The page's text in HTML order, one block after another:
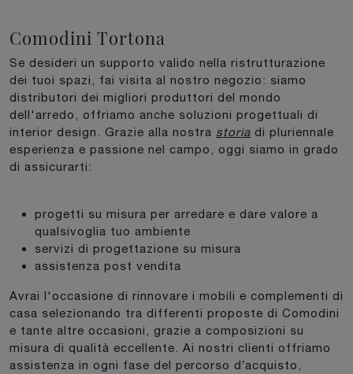
Comodini Tortona
Se desideri un supporto valido nella ristrutturazione
dei tuoi spazi, fai visita al nostro negozio: siamo
distributori dei migliori produttori del mondo
dell'arredo, offriamo anche soluzioni progettuali di
interior design. Grazie alla nostra storia di pluriennale
esperienza e passione nel campo, oggi siamo in grado
di assicurarti:
progetti su misura per arredare e dare valore a
qualsivoglia tuo ambiente
servizi di progettazione su misura
assistenza post vendita
Avrai l'occasione di rinnovare i mobili e complementi di
casa selezionando tra differenti proposte di Comodini
e tante altre occasioni, grazie a composizioni su
misura di qualità eccellente. Ai nostri clienti offriamo
assistenza in ogni fase del percorso d’acquisto,